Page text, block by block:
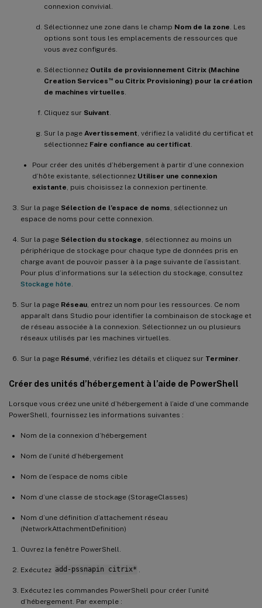
connexion convivial.
Sélectionnez une zone dans le champ Nom de la zone . Les
options sont tous les emplacements de ressources que
vous avez configurés.
Sélectionnez Outils de provisionnement Citrix (Machine
Creation Services ™ou Citrix Provisioning) pour la création
de machines virtuelles
Cliquez sur Suivant
Sur la page Avertissement , vérifiez la validité du certificat et
sélectionnez Faire confiance au certificat
Pour créer des unités d’hébergement à partir d’une connexion
d’hôte existante, sélectionnez Utiliser une connexion
existante , puis choisissez la connexion pertinente.
Sur la page Sélection de l’espace de noms , sélectionnez un
espace de noms pour cette connexion.
Sur la page Sélection du stockage , sélectionnez au moins un
périphérique de stockage pour chaque type de données pris en
charge avant de pouvoir passer à la page suivante de l’assistant.
Pour plus d’informations sur la sélection du stockage, consultez
Stockage hôte
Sur la page Réseau , entrez un nom pour les ressources. Ce nom
apparaît dans Studio pour identifier la combinaison de stockage et
de réseau associée à la connexion. Sélectionnez un ou plusieurs
réseaux utilisés par les machines virtuelles.
Sur la page Résumé , vérifiez les détails et cliquez sur Terminer
Créer des unités d’hébergement à l’aide de PowerShell
Lorsque vous créez une unité d’hébergement à l’aide d’une commande
PowerShell, fournissez les informations suivantes :
Nom de la connexion d’hébergement
Nom de l’unité d’hébergement
Nom de l’espace de noms cible
Nom d’une classe de stockage (StorageClasses)
Nom d’une définition d’attachement réseau
(NetworkAttachmentDefinition)
Ouvrez la fenêtre PowerShell.
Exécutez add-pssnapin citrix*
Exécutez les commandes PowerShell pour créer l’unité
d’hébergement. Par exemple :